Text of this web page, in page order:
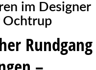
im Designer
Rundgang